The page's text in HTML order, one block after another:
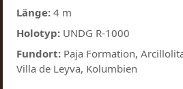
Länge: 4 m
Holotyp: UNDG R-1000
Fundort: Paja Formation,
Villa de Leyva, Kolumbien